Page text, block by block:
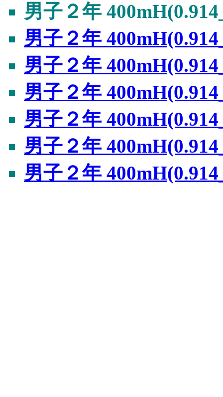
男子２年
男子２年
男子２年
男子２年
男子２年
男子２年
男子２年